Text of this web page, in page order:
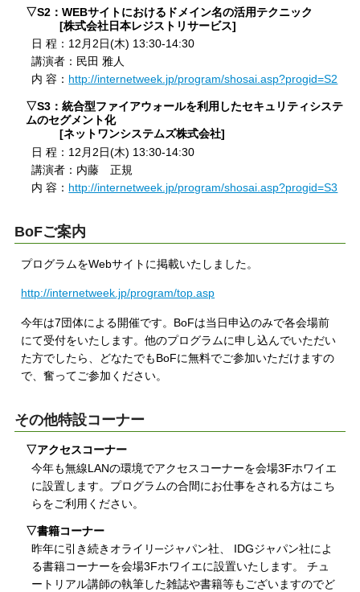
▽S2：WEBサイトにおけるドメイン名の活用テクニック
[株式会社日本レジストリサービス]
日 程：12月2日(木) 13:30-14:30
講演者：民田 雅人
内 容： http://internetweek.jp/program/shosai.asp?progid=S2
▽S3：統合型ファイアウォールを利用したセキュリティシステ
ムのセグメント化
[ネットワンシステムズ株式会社]
日 程：12月2日(木) 13:30-14:30
講演者：内藤 正規
内 容： http://internetweek.jp/program/shosai.asp?progid=S3
BoFご案内
プログラムをWebサイトに掲載いたしました。
http://internetweek.jp/program/top.asp
今年は7団体による開催です。BoFは当日申込のみで各会場前
にて受付をいたします。他のプログラムに申し込んでいただい
た方でしたら、どなたでもBoFに無料でご参加いただけますの
で、奮ってご参加ください。
その他特設コーナー
▽アクセスコーナー
今年も無線LANの環境でアクセスコーナーを会場3Fホワイエ
に設置します。プログラムの合間にお仕事をされる方はこち
らをご利用ください。
▽書籍コーナー
昨年に引き続きオライリ─ジャパン社、 IDGジャパン社によ
る書籍コーナーを会場3Fホワイエに設置いたします。 チュ
ートリアル講師の執筆した雑誌や書籍等もございますのでど